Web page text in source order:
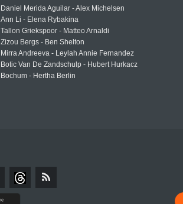
Daniel Merida Aguilar - Alex Michelsen
Ann Li - Elena Rybakina
Tallon Griekspoor - Matteo Arnaldi
Zizou Bergs - Ben Shelton
Mirra Andreeva - Leylah Annie Fernandez
Botic Van De Zandschulp - Hubert Hurkacz
Bochum - Hertha Berlin